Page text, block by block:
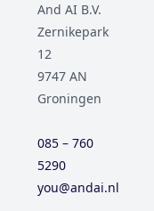
And AI B.V.
Zernikepark
12
9747 AN
Groningen
085 – 760
5290
you@andai.nl